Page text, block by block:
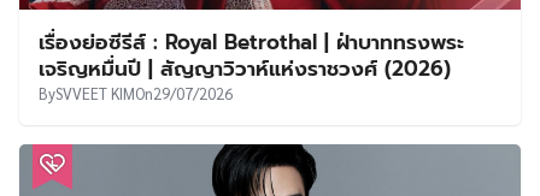
เรื่องย่อซีรีส์ : Royal Betrothal | ฝ่าบาททรงพระ
เจริญหมื่นปี | สัญญาวิวาห์แห่งราชวงศ์ (2026)
BySVVEET KIMOn29/07/2026